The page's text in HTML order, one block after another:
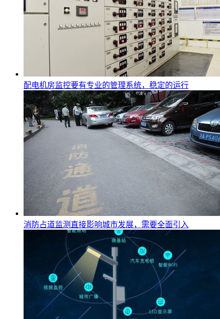
配电机房监控要有专业的管理系统，稳定的运行
消防占道监测直接影响城市发展，需要全面引入